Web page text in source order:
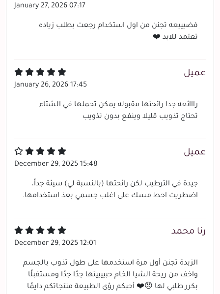
January 27, 2026 07:17
فضيييعه تجنن من اول استخدام رجعت بطلب زياده
تعتمد للابد ❤️
عميل
January 26, 2026 17:45
رااائعه جدا رائحتها مقبوله يمكن تحملها في الشتاء
تحتاج تذويب قليلا وينفع بدون تذويب
عميل
December 29, 2025 15:48
جيدة في الترطيب لكن رائحتها (بالنسبة لي) سيئة جداً،
اضطريت احط مسك على اغلب جسمي بعذ استخدامها.
رنا محمد
December 29, 2025 12:01
الزبدة تجنن أول مرة استخدمها على طول تذوب بالجسم
واخف من ريحة الشيا الخام حبييييتها جدًا جدًا ومستقبلًا
بكرر طلبي لها 😞❤️ أحبكم رؤى الطبيعة منتجاتكم دايمًا